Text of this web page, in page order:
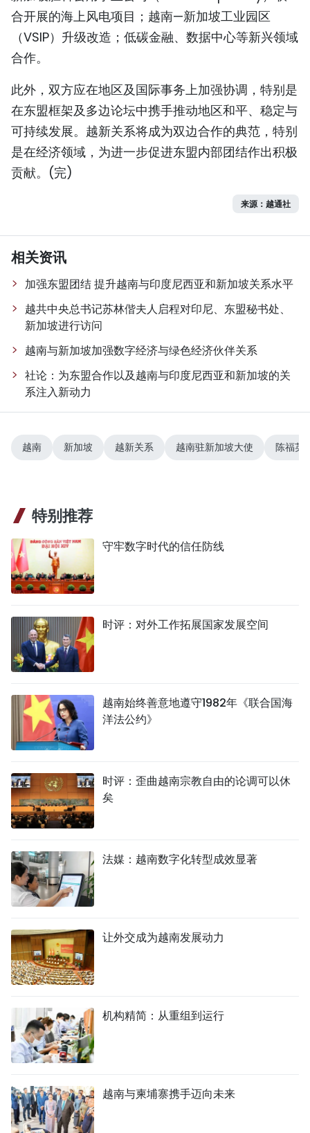
合开展的海上风电项目；越南—新加坡工业园区
（VSIP）升级改造；低碳金融、数据中心等新兴领域
合作。
此外，双方应在地区及国际事务上加强协调，特别是
在东盟框架及多边论坛中携手推动地区和平、稳定与
可持续发展。越新关系将成为双边合作的典范，特别
是在经济领域，为进一步促进东盟内部团结作出积极
贡献。(完)
来源：越通社
相关资讯
加强东盟团结 提升越南与印度尼西亚和新加坡关系水平
越共中央总书记苏林偕夫人启程对印尼、东盟秘书处、
新加坡进行访问
越南与新加坡加强数字经济与绿色经济伙伴关系
社论：为东盟合作以及越南与印度尼西亚和新加坡的关
系注入新动力
越南 新加坡 越新关系 越南驻新加坡大使 陈福英
特别推荐
守牢数字时代的信任防线
时评：对外工作拓展国家发展空间
越南始终善意地遵守1982年《联合国海
洋法公约》
时评：歪曲越南宗教自由的论调可以休
矣
法媒：越南数字化转型成效显著
让外交成为越南发展动力
机构精简：从重组到运行
越南与柬埔寨携手迈向未来